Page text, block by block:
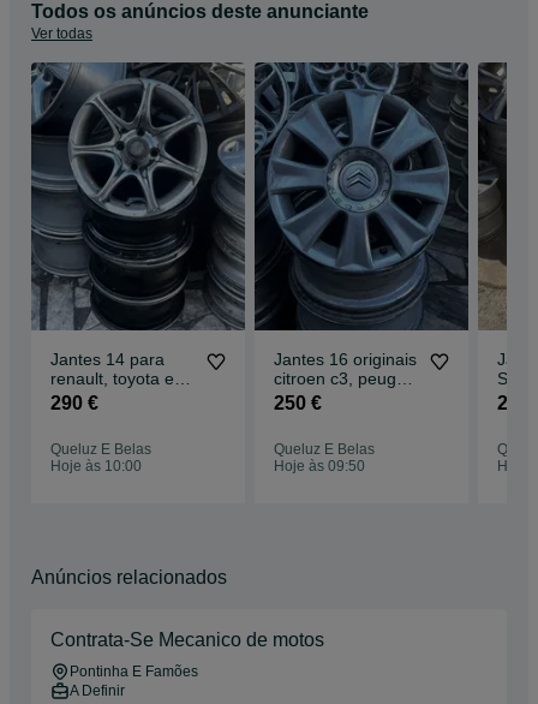
Todos os anúncios deste anunciante
Ver todas
Jantes 14 para
renault, toyota em
4x100
290 €
Queluz E Belas
Hoje às 10:00
Jantes 16 originais
citroen c3, peugeot
4x108
250 €
Queluz E Belas
Hoje às 09:50
Seat
290
Hoje
Anúncios relacionados
Contrata-Se Mecanico de motos
Pontinha E Famões
A Definir